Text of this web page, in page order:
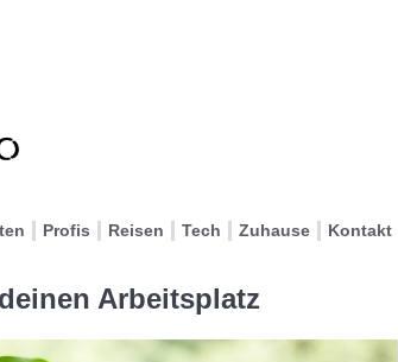
Profis Reisen Tech Zuhause Kontakt
Arbeitsplatz